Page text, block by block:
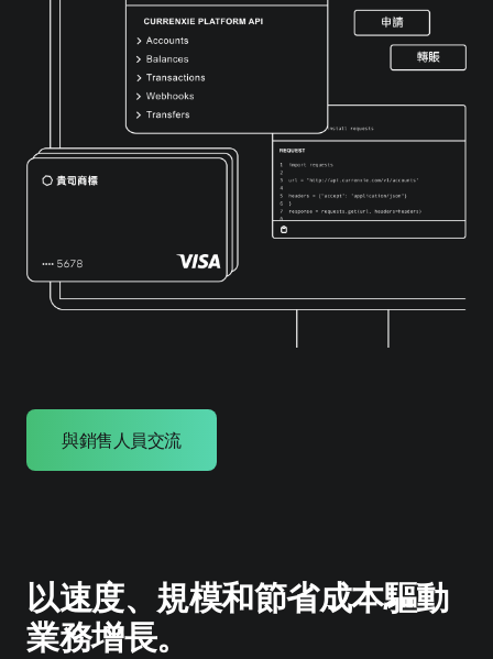
與銷售人員交流
以速度、規模和節省成本驅動
業務增長。